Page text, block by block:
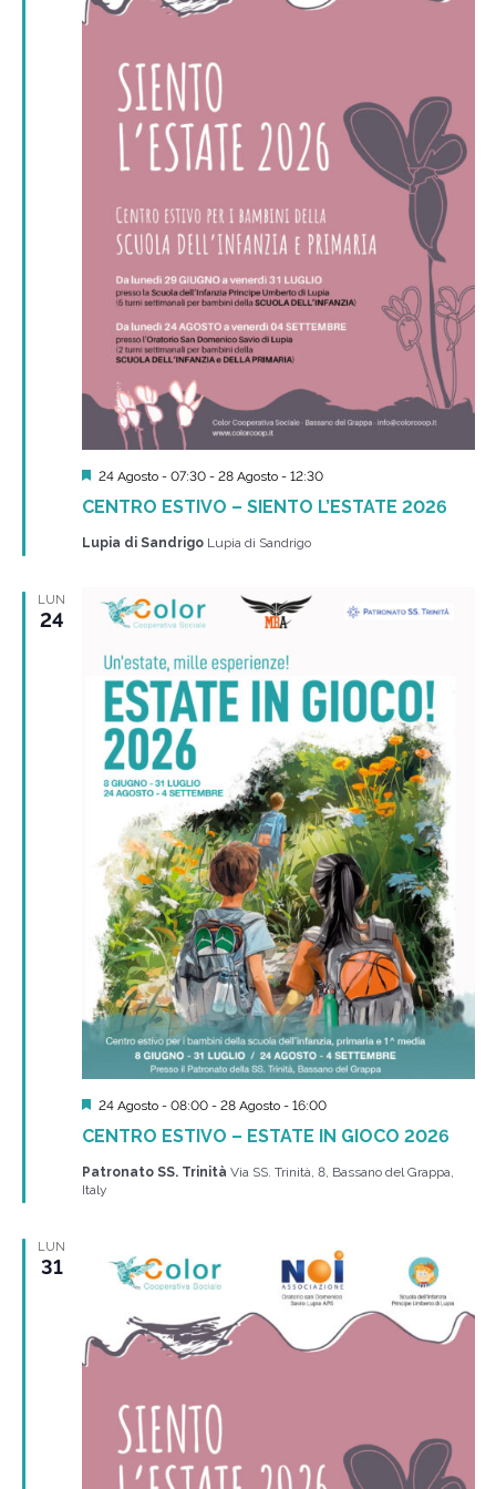
CENTRO ESTIVO – SIENTO L’ESTATE 2026
Segnalati
24 Agosto - 07:30- 28 Agosto - 12:30
Lupia di Sandrigo Lupia di Sandrigo
LUN
24
CENTRO ESTIVO – ESTATE IN GIOCO 2026
Segnalati
24 Agosto - 08:00- 28 Agosto - 16:00
Patronato SS. Trinità Via SS. Trinità, 8, Bassano del Grappa,
Italy
LUN
31